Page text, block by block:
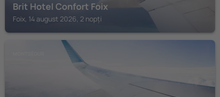
Brit Hotel Confort Foix
Foix, 14 august 2026, 2 nopți